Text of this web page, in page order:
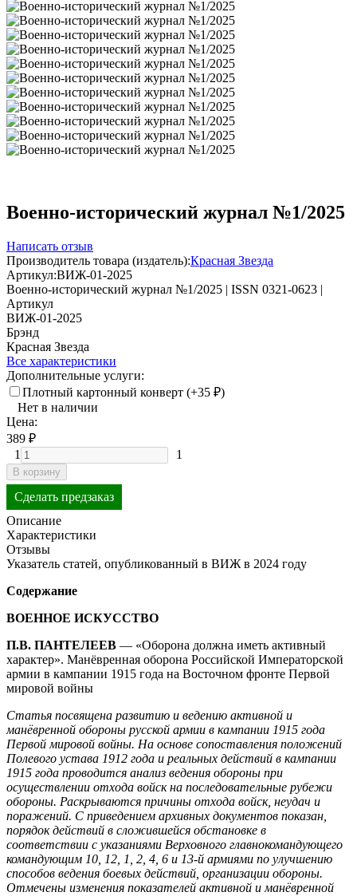
Военно-исторический журнал №1/2025
Написать отзыв
Производитель товара (издатель):Красная Звезда
Артикул:ВИЖ-01-2025
Военно-исторический журнал №1/2025 | ISSN 0321-0623 |
Артикул
ВИЖ-01-2025
Брэнд
Красная Звезда
Все характеристики
Дополнительные услуги:
Плотный картонный конверт (+35 ₽)
Нет в наличии
Цена:
389 ₽
1
1
В корзину
Сделать предзаказ
Описание
Характеристики
Отзывы
Указатель статей, опубликованный в ВИЖ в 2024 году
Содержание
ВОЕННОЕ ИСКУССТВО
П.В. ПАНТЕЛЕЕВ — «Оборона должна иметь активный
характер». Манёвренная оборона Российской Императорской
армии в кампании 1915 года на Восточном фронте Первой
мировой войны
Статья посвящена развитию и ведению активной и
манёвренной обороны русской армии в кампании 1915 года
Первой мировой войны. На основе сопоставления положений
Полевого устава 1912 года и реальных действий в кампании
1915 года проводится анализ ведения обороны при
осуществлении отхода войск на последовательные рубежи
обороны. Раскрываются причины отхода войск, неудач и
поражений. С приведением архивных документов показан,
порядок действий в сложившейся обстановке в
соответствии с указаниями Верховного главнокомандующего
командующим 10, 12, 1, 2, 4, 6 и 13-й армиями по улучшению
способов ведения боевых действий, организации обороны.
Отмечены изменения показателей активной и манёвренной